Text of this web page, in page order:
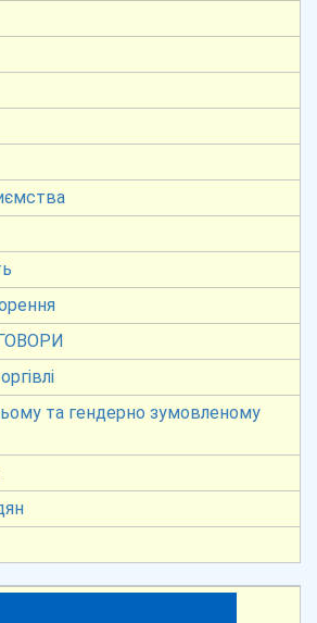
та гендерно зумовленому